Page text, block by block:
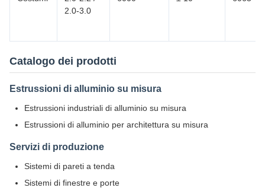
2.0-3.0
Catalogo dei prodotti
Estrussioni di alluminio su misura
Estrussioni industriali di alluminio su misura
Estrussioni di alluminio per architettura su misura
Servizi di produzione
Sistemi di pareti a tenda
Sistemi di finestre e porte